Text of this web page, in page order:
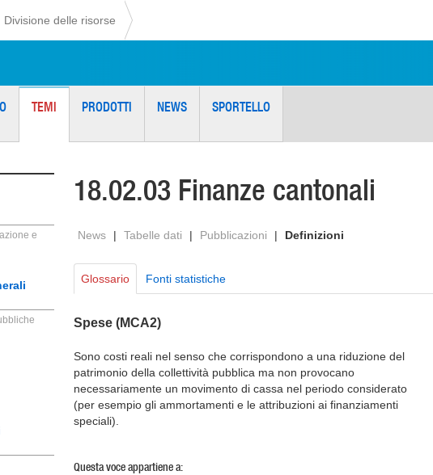
Divisione delle risorse
TEMI PRODOTTI NEWS SPORTELLO
e
18.02.03 Finanze cantonali
News | Tabelle dati | Pubblicazioni | Definizioni
Glossario Fonti statistiche
Spese (MCA2)
Sono costi reali nel senso che corrispondono a una riduzione del
patrimonio della collettività pubblica ma non provocano
necessariamente un movimento di cassa nel periodo considerato
(per esempio gli ammortamenti e le attribuzioni ai finanziamenti
speciali).
Questa voce appartiene a: